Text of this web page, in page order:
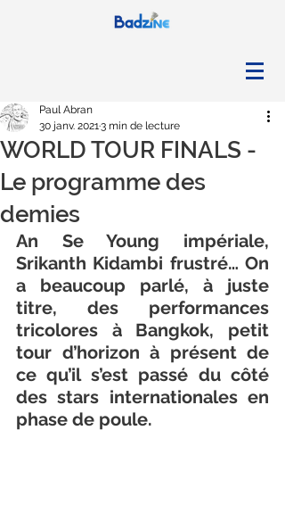
WORLD TOUR FINALS -
Le programme des
demies
Paul Abran
30 janv. 20213 min de lecture
An Se Young impériale,
Srikanth Kidambi frustré… On
a beaucoup parlé, à juste
titre, des performances
tricolores à Bangkok, petit
tour d’horizon à présent de
ce qu’il s’est passé du côté
des stars internationales en
phase de poule.